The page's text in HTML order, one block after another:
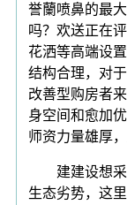
誉蘭喷鼻的最
吗？欢送正在
花洒等高端设
结构合理，对
改善型购房者
身空间和愈加
师资力量雄厚
建建设想采
生态劣势，这